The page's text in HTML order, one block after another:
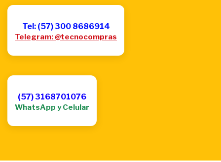
Tel: (57) 300 8686914
Telegram: @tecnocompras
(57) 3168701076
WhatsApp y Celular